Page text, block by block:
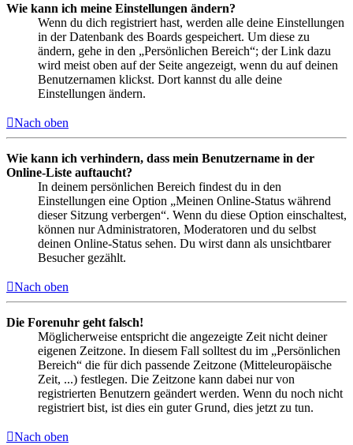
Wie kann ich meine Einstellungen ändern?
Wenn du dich registriert hast, werden alle deine Einstellungen
in der Datenbank des Boards gespeichert. Um diese zu
ändern, gehe in den „Persönlichen Bereich“; der Link dazu
wird meist oben auf der Seite angezeigt, wenn du auf deinen
Benutzernamen klickst. Dort kannst du alle deine
Einstellungen ändern.
Nach oben
Wie kann ich verhindern, dass mein Benutzername in der
Online-Liste auftaucht?
In deinem persönlichen Bereich findest du in den
Einstellungen eine Option „Meinen Online-Status während
dieser Sitzung verbergen“. Wenn du diese Option einschaltest,
können nur Administratoren, Moderatoren und du selbst
deinen Online-Status sehen. Du wirst dann als unsichtbarer
Besucher gezählt.
Nach oben
Die Forenuhr geht falsch!
Möglicherweise entspricht die angezeigte Zeit nicht deiner
eigenen Zeitzone. In diesem Fall solltest du im „Persönlichen
Bereich“ die für dich passende Zeitzone (Mitteleuropäische
Zeit, ...) festlegen. Die Zeitzone kann dabei nur von
registrierten Benutzern geändert werden. Wenn du noch nicht
registriert bist, ist dies ein guter Grund, dies jetzt zu tun.
Nach oben